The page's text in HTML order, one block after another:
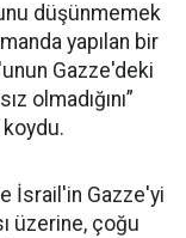
düşünmemek
yapılan bir
Gazze'deki
olmadığını”
koydu.
İsrail'in Gazze'yi
üzerine, çoğu